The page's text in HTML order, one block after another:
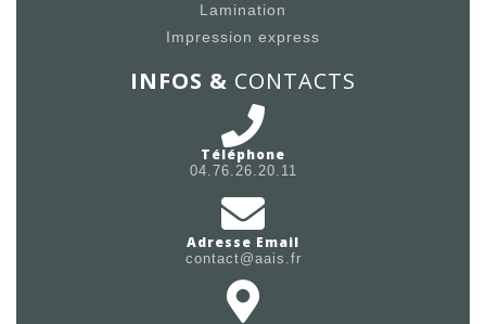
Lamination
Impression express
INFOS & CONTACTS
Téléphone
04.76.26.20.11
Adresse Email
contact@aais.fr